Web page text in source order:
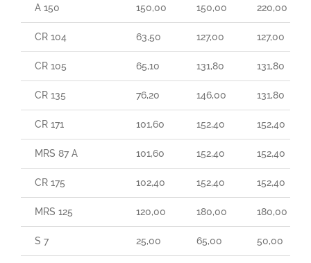
A 150 150,00 150,00 220,00
CR 104 63,50 127,00 127,00
CR 105 65,10 131,80 131,80
CR 135 76,20 146,00 131,80
CR 171 101,60 152,40 152,40
MRS 87 A 101,60 152,40 152,40
CR 175 102,40 152,40 152,40
MRS 125 120,00 180,00 180,00
S 7 25,00 65,00 50,00